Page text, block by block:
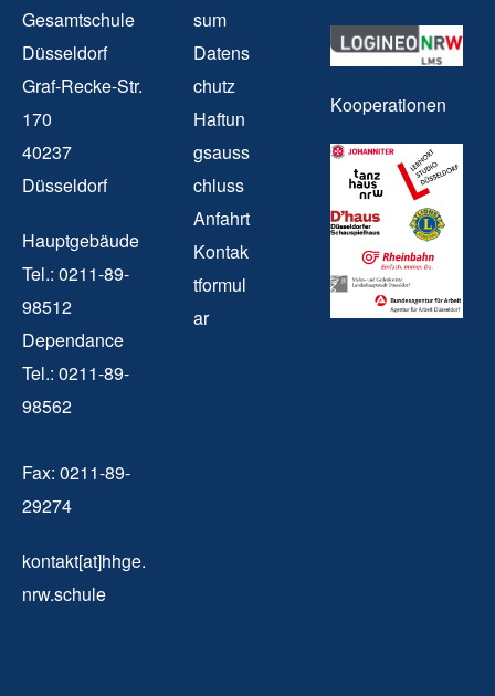
Gesamtschule
Düsseldorf
Graf-Recke-Str.
170
40237
Düsseldorf
Hauptgebäude
Tel.: 0211-89-
98512
Dependance
Tel.: 0211-89-
98562
Fax: 0211-89-
29274
kontakt[at]hhge.
nrw.schule
sum
Datens
chutz
Haftun
gsauss
chluss
Anfahrt
Kontak
tformul
ar
Kooperationen